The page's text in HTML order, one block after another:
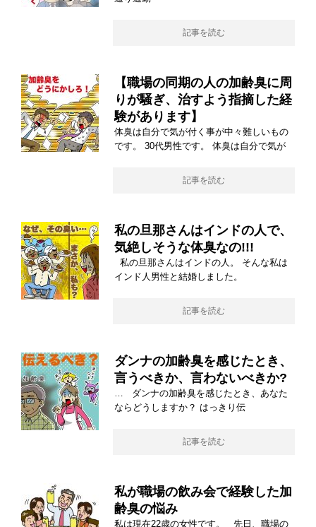
記事を読む
【職場の同期の人の加齢臭に周
りが騒ぎ、治すよう指摘した経
験があります】
体臭は自分で気が付く事が中々難しいもの
です。 30代男性です。 体臭は自分で気が
記事を読む
私の旦那さんはインドの人で、
気絶しそうな体臭なの!!!
私の旦那さんはインドの人。 そんな私は
インド人男性と結婚しました。
記事を読む
ダンナの加齢臭を感じたとき、
言うべきか、言わないべきか?
… ダンナの加齢臭を感じたとき、あなた
ならどうしますか？ はっきり伝
記事を読む
私が職場の飲み会で経験した加
齢臭の悩み
私は現在22歳の女性です。 先日、職場の